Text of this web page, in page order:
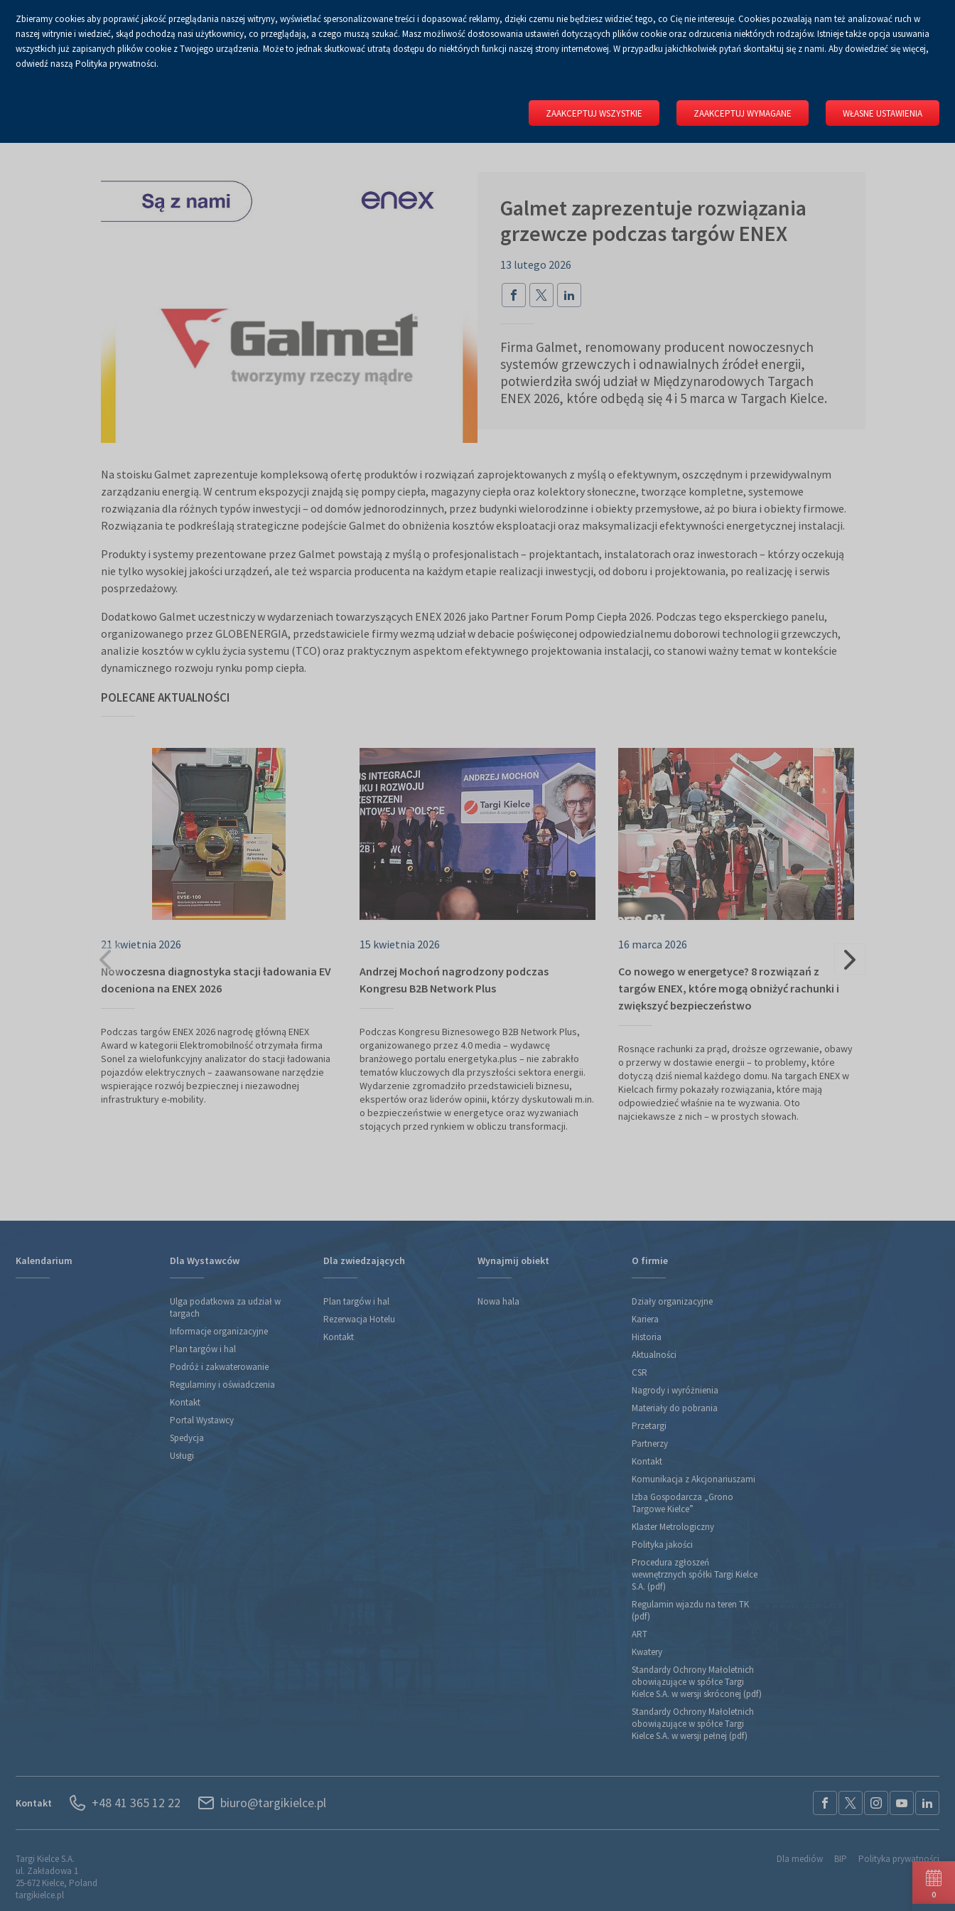
ACzcionka
domyślna
A+ Czcionka
powiększona
A++Czcionka
największa
A
Włącz
tryb
Włącz
wersję
RSS Dla mediów BIP Polityka prywatności ZALOGUJ SIĘ 0.00 zł Koszyk
Galmet zaprezentuje rozwiązania
grzewcze podczas targów ENEX
13 lutego 2026
Firma Galmet, renomowany producent nowoczesnych
systemów grzewczych i odnawialnych źródeł energii,
potwierdziła swój udział w Międzynarodowych Targach
ENEX 2026, które odbędą się 4 i 5 marca w Targach Kielce.
Na stoisku Galmet zaprezentuje kompleksową ofertę produktów i rozwiązań zaprojektowanych z myślą o efektywnym, oszczędnym i przewidywalnym
zarządzaniu energią. W centrum ekspozycji znajdą się pompy ciepła, magazyny ciepła oraz kolektory słoneczne, tworzące kompletne, systemowe
rozwiązania dla różnych typów inwestycji – od domów jednorodzinnych, przez budynki wielorodzinne i obiekty przemysłowe, aż po biura i obiekty firmowe.
Rozwiązania te podkreślają strategiczne podejście Galmet do obniżenia kosztów eksploatacji oraz maksymalizacji efektywności energetycznej instalacji.
Produkty i systemy prezentowane przez Galmet powstają z myślą o profesjonalistach – projektantach, instalatorach oraz inwestorach – którzy oczekują
nie tylko wysokiej jakości urządzeń, ale też wsparcia producenta na każdym etapie realizacji inwestycji, od doboru i projektowania, po realizację i serwis
posprzedażowy.
Dodatkowo Galmet uczestniczy w wydarzeniach towarzyszących ENEX 2026 jako Partner Forum Pomp Ciepła 2026. Podczas tego eksperckiego panelu,
organizowanego przez GLOBENERGIA, przedstawiciele firmy wezmą udział w debacie poświęconej odpowiedzialnemu doborowi technologii grzewczych,
analizie kosztów w cyklu życia systemu (TCO) oraz praktycznym aspektom efektywnego projektowania instalacji, co stanowi ważny temat w kontekście
dynamicznego rozwoju rynku pomp ciepła.
POLECANE AKTUALNOŚCI
21 kwietnia 2026
Nowoczesna diagnostyka stacji ładowania EV
doceniona na ENEX 2026
Podczas targów ENEX 2026 nagrodę główną ENEX
Award w kategorii Elektromobilność otrzymała firma
Sonel za wielofunkcyjny analizator do stacji ładowania
pojazdów elektrycznych – zaawansowane narzędzie
wspierające rozwój bezpiecznej i niezawodnej
infrastruktury e-mobility.
15 kwietnia 2026
Andrzej Mochoń nagrodzony podczas
Kongresu B2B Network Plus
Podczas Kongresu Biznesowego B2B Network Plus,
organizowanego przez 4.0 media – wydawcę
branżowego portalu energetyka.plus – nie zabrakło
tematów kluczowych dla przyszłości sektora energii.
Wydarzenie zgromadziło przedstawicieli biznesu,
ekspertów oraz liderów opinii, którzy dyskutowali m.in.
o bezpieczeństwie w energetyce oraz wyzwaniach
stojących przed rynkiem w obliczu transformacji.
16 marca 2026
Co nowego w energetyce? 8 rozwiązań z
targów ENEX, które mogą obniżyć rachunki i
zwiększyć bezpieczeństwo
Rosnące rachunki za prąd, droższe ogrzewanie, obawy
o przerwy w dostawie energii – to problemy, które
dotyczą dziś niemal każdego domu. Na targach ENEX w
Kielcach firmy pokazały rozwiązania, które mają
odpowiedzieć właśnie na te wyzwania. Oto
najciekawsze z nich – w prostych słowach.
Kalendarium Dla Wystawców
Ulga podatkowa za udział w
targach
Informacje organizacyjne
Plan targów i hal
Podróż i zakwaterowanie
Regulaminy i oświadczenia
Kontakt
Portal Wystawcy
Spedycja
Usługi
Dla zwiedzających
Plan targów i hal
Rezerwacja Hotelu
Kontakt
Wynajmij obiekt
Nowa hala
O firmie
Działy organizacyjne
Kariera
Historia
Aktualności
CSR
Nagrody i wyróżnienia
Materiały do pobrania
Przetargi
Partnerzy
Kontakt
Komunikacja z Akcjonariuszami
Izba Gospodarcza „Grono
Targowe Kielce”
Klaster Metrologiczny
Polityka jakości
Procedura zgłoszeń
wewnętrznych spółki Targi Kielce
S.A. (pdf)
Regulamin wjazdu na teren TK
(pdf)
ART
Kwatery
Standardy Ochrony Małoletnich
obowiązujące w spółce Targi
Kielce S.A. w wersji skróconej (pdf)
Standardy Ochrony Małoletnich
obowiązujące w spółce Targi
Kielce S.A. w wersji pełnej (pdf)
Kontakt +48 41 365 12 22 biuro@targikielce.pl
Targi Kielce S.A.
ul. Zakładowa 1
25-672 Kielce, Poland
targikielce.pl
Dla mediów BIP Polityka prywatności
0
Zbieramy cookies aby poprawić jakość przeglądania naszej witryny, wyświetlać spersonalizowane treści i dopasować reklamy, dzięki czemu nie będziesz widzieć tego, co Cię nie interesuje. Cookies pozwalają nam też analizować ruch w
naszej witrynie i wiedzieć, skąd pochodzą nasi użytkownicy, co przeglądają, a czego muszą szukać. Masz możliwość dostosowania ustawień dotyczących plików cookie oraz odrzucenia niektórych rodzajów. Istnieje także opcja usuwania
wszystkich już zapisanych plików cookie z Twojego urządzenia. Może to jednak skutkować utratą dostępu do niektórych funkcji naszej strony internetowej. W przypadku jakichkolwiek pytań skontaktuj się z nami. Aby dowiedzieć się więcej,
odwiedź naszą Polityka prywatności.
ZAAKCEPTUJ WSZYSTKIE ZAAKCEPTUJ WYMAGANE WŁASNE USTAWIENIA